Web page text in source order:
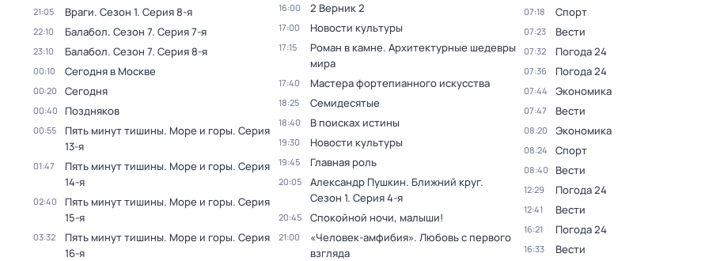
21:05 Враги. Сезон 1. Серия 8-я
22:10 Балабол. Сезон 7. Серия 7-я
23:10 Балабол. Сезон 7. Серия 8-я
00:10 Сегодня в Москве
00:20 Сегодня
00:40 Поздняков
00:55 Пять минут тишины. Море и горы. Серия
13-я
01:47 Пять минут тишины. Море и горы. Серия
14-я
02:40 Пять минут тишины. Море и горы. Серия
15-я
03:32 Пять минут тишины. Море и горы. Серия
16-я
16:00 2 Верник 2
17:00 Новости культуры
17:15
Роман в камне. Архитектурные шедевры
мира
17:40 Мастера фортепианного искусства
18:25 Семидесятые
18:40 В поисках истины
19:30 Новости культуры
19:45 Главная роль
20:05 Александр Пушкин. Ближний круг.
Сезон 1. Серия 4-я
20:45 Спокойной ночи, малыши!
21:00
«Человек-амфибия». Любовь с первого
взгляда
07:18 Спорт
07:23 Вести
07:32 Погода 24
07:36 Погода 24
07:44 Экономика
07:47 Вести
08:20 Экономика
08:24 Спорт
08:40 Вести
12:29 Погода 24
12:41 Вести
16:21 Погода 24
16:33 Вести